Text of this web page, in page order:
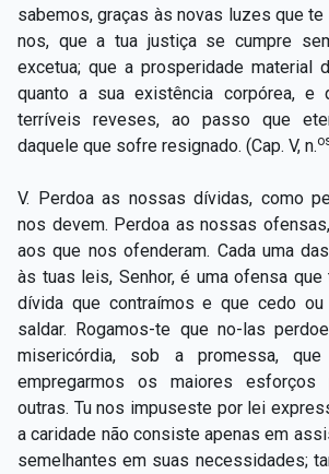
sabemos, graças às novas luzes que te
nos, que a tua justiça se cumpre
excetua; que a prosperidade material
quanto a sua existência corpórea, e
terríveis reveses, ao passo que
daquele que sofre resignado. (Cap. V, n.
V. Perdoa as nossas dívidas, como
nos devem. Perdoa as nossas
aos que nos ofenderam. Cada uma
às tuas leis, Senhor, é uma ofensa
dívida que contraímos e que cedo
saldar. Rogamos-te que no-las
misericórdia, sob a promessa,
empregarmos os maiores esforços
outras. Tu nos impuseste por lei
a caridade não consiste apenas em
semelhantes em suas necessidades;